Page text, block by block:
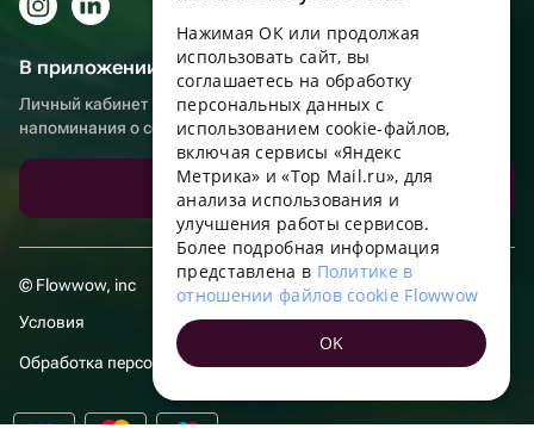
В приложении еще удобнее!
Личный кабинет получателя, больше бонусов за покупки и
напоминания о событиях
Скачать приложение
© Flowwow, inc
Условия
Обработка персональных данных
ENGLISH
UKRAINIAN
PORTUGUESE
FRENCH
TURKISH
POLISH
Нажимая ОК или продолжая
использовать сайт, вы
соглашаетесь на обработку
персональных данных с
использованием cookie-файлов,
включая сервисы «Яндекс
Метрика» и «Top Mail.ru», для
анализа использования и
улучшения работы сервисов.
Более подробная информация
представлена в Политике в
отношении файлов cookie Flowwow
OK